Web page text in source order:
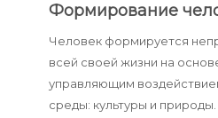
Формирование
Человек формируется
всей своей жизни на
управляющим
среды: культуры и